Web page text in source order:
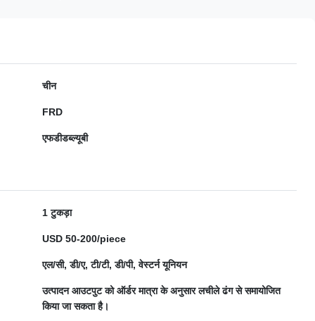
चीन
FRD
एफडीडब्ल्यूबी
1 टुकड़ा
USD 50-200/piece
एल/सी, डी/ए, टी/टी, डी/पी, वेस्टर्न यूनियन
उत्पादन आउटपुट को ऑर्डर मात्रा के अनुसार लचीले ढंग से समायोजित
किया जा सकता है।